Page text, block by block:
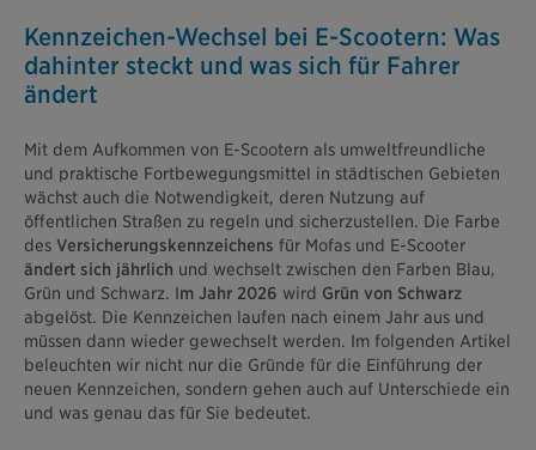
Kennzeichen-Wechsel bei E-Scootern: Was
dahinter steckt und was sich für Fahrer
ändert
Mit dem Aufkommen von E-Scootern als umweltfreundliche
und praktische Fortbewegungsmittel in städtischen Gebieten
wächst auch die Notwendigkeit, deren Nutzung auf
öffentlichen Straßen zu regeln und sicherzustellen. Die Farbe
des Versicherungskennzeichens für Mofas und E-Scooter
ändert sich jährlich und wechselt zwischen den Farben Blau,
Grün und Schwarz. Im Jahr 2026 wird Grün von Schwarz
abgelöst. Die Kennzeichen laufen nach einem Jahr aus und
müssen dann wieder gewechselt werden. Im folgenden Artikel
beleuchten wir nicht nur die Gründe für die Einführung der
neuen Kennzeichen, sondern gehen auch auf Unterschiede ein
und was genau das für Sie bedeutet.